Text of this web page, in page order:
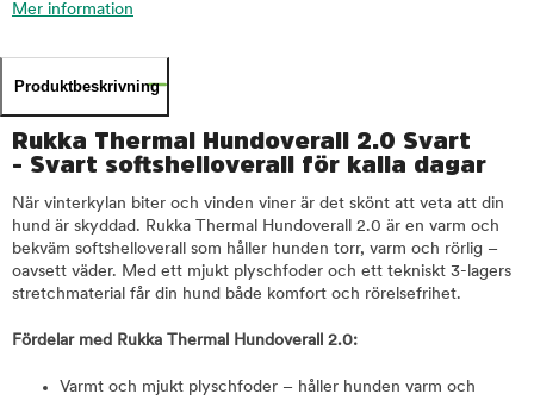
Mer information
Produktbeskrivning
Rukka Thermal Hundoverall 2.0 Svart
- Svart softshelloverall för kalla dagar
När vinterkylan biter och vinden viner är det skönt att veta att din
hund är skyddad. Rukka Thermal Hundoverall 2.0 är en varm och
bekväm softshelloverall som håller hunden torr, varm och rörlig –
oavsett väder. Med ett mjukt plyschfoder och ett tekniskt 3-lagers
stretchmaterial får din hund både komfort och rörelsefrihet.
Fördelar med Rukka Thermal Hundoverall 2.0:
Varmt och mjukt plyschfoder – håller hunden varm och